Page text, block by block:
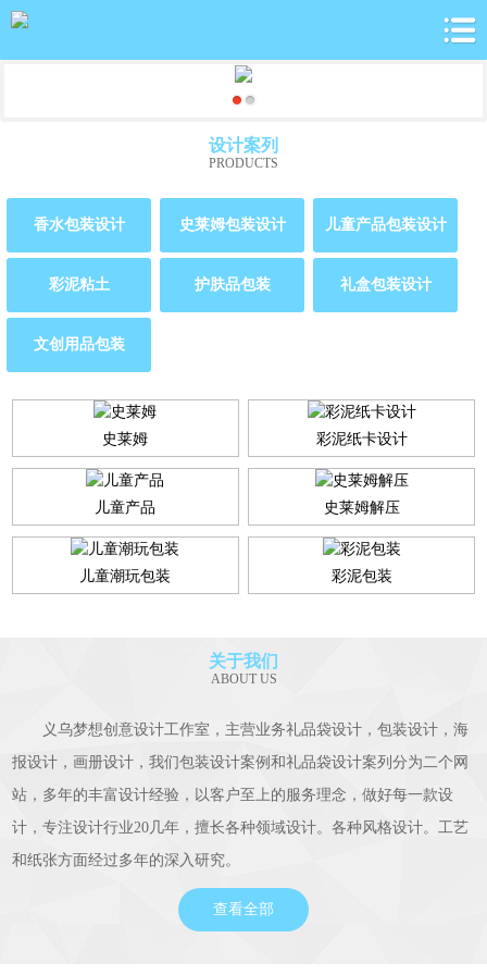
设计案列
PRODUCTS
香水包装设计 史莱姆包装设计 儿童产品包装设计
彩泥粘土 护肤品包装 礼盒包装设计
文创用品包装
史莱姆 彩泥纸卡设计
儿童产品 史莱姆解压
儿童潮玩包装 彩泥包装
关于我们
ABOUT US
义乌梦想创意设计工作室，主营业务礼品袋设计，包装设计，海
报设计，画册设计，我们包装设计案例和礼品袋设计案列分为二个网
站，多年的丰富设计经验，以客户至上的服务理念，做好每一款设
计，专注设计行业20几年，擅长各种领域设计。各种风格设计。工艺
和纸张方面经过多年的深入研究。
查看全部